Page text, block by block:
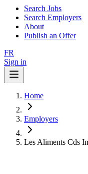
Search Jobs
Search Employers
About
Publish an Offer
FR
Sign in
Home
Employers
Les Aliments Cds